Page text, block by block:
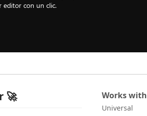
editor con un clic.
🚀 Works with
Universal